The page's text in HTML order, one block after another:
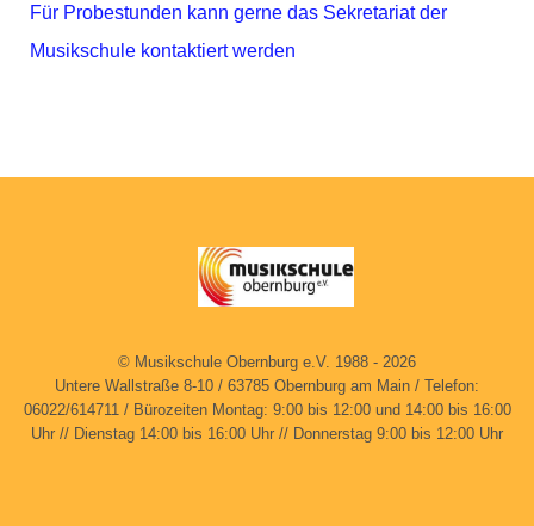
Für Probestunden kann gerne das Sekretariat der
Musikschule kontaktiert werden
© Musikschule Obernburg e.V. 1988 - 2026
Untere Wallstraße 8-10 / 63785 Obernburg am Main / Telefon:
06022/614711 / Bürozeiten Montag: 9:00 bis 12:00 und 14:00 bis 16:00
Uhr // Dienstag 14:00 bis 16:00 Uhr // Donnerstag 9:00 bis 12:00 Uhr